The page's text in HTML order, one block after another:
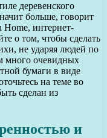
деревенского
больше, говорит
интернет-
о том, чтобы сделать
не ударяя людей по
много очевидных
бумаги в виде
на теме во
сделан из
и